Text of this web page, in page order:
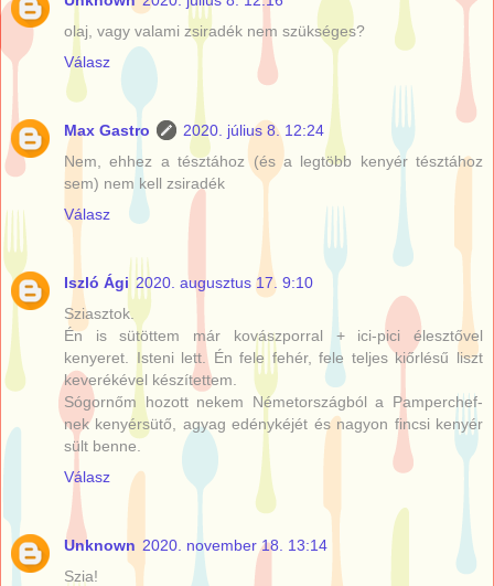
olaj, vagy valami zsiradék nem szükséges?
Válasz
Max Gastro
2020. július 8. 12:24
Nem, ehhez a tésztához (és a legtöbb kenyér tésztához
sem) nem kell zsiradék
Válasz
Iszló Ági 2020. augusztus 17. 9:10
Sziasztok.
Én is sütöttem már kovászporral + ici-pici élesztővel
kenyeret. Isteni lett. Én fele fehér, fele teljes kiőrlésű liszt
keverékével készítettem.
Sógornőm hozott nekem Németországból a Pamperchef-
nek kenyérsütő, agyag edénykéjét és nagyon fincsi kenyér
sült benne.
Válasz
Unknown 2020. november 18. 13:14
Szia!